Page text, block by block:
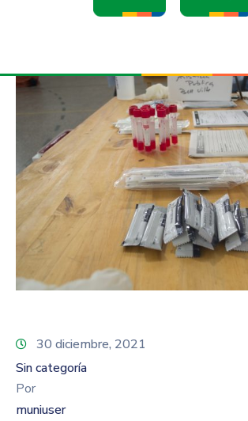
30 diciembre, 2021
Sin categoría
Por
muniuser